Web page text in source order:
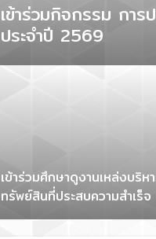
เข้าร่วมกิจกรรม การ
ประจำปี 2569
เข้าร่วมศึกษาดูงานเหล่งบริห
ทรัพย์สินที่ประสบความสำเร็
อุทยานวิทยาศาสตร์ภาคเหนื